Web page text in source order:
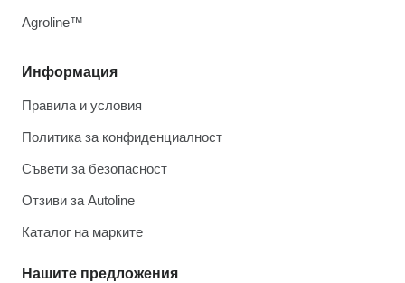
Информация
Правила и условия
Политика за конфиденциалност
Съвети за безопасност
Отзиви за Autoline
Каталог на марките
Нашите предложения
Agroline™